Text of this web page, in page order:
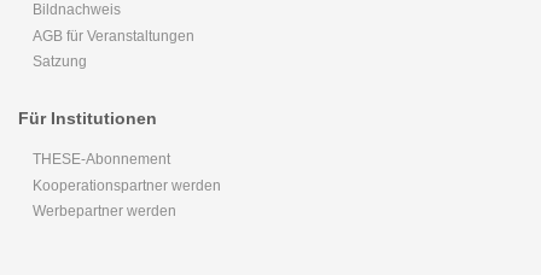
Bildnachweis
AGB für Veranstaltungen
Satzung
Für Institutionen
THESE-Abonnement
Kooperationspartner werden
Werbepartner werden